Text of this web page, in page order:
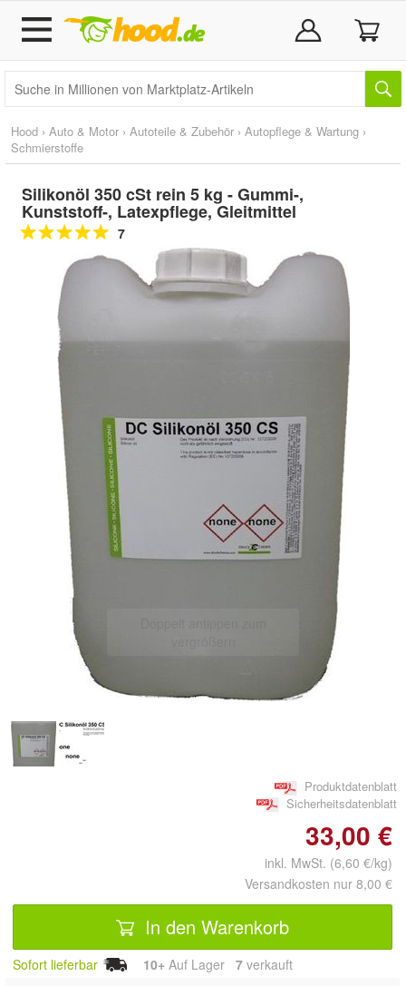
Hood › Auto & Motor › Autoteile & Zubehör › Autopflege & Wartung ›
Schmierstoffe
Silikonöl 350 cSt rein 5 kg - Gummi-,
Kunststoff-, Latexpflege, Gleitmittel
7
Produktdatenblatt
Sicherheitsdatenblatt
33,00 €
inkl. MwSt. (6,60 €/kg)
Versandkosten nur 8,00 €
In den Warenkorb
Sofort lieferbar 10+ Auf Lager 7 verkauft